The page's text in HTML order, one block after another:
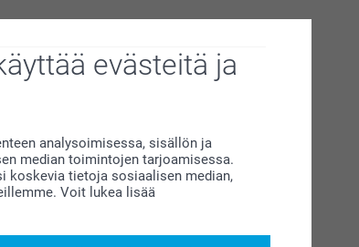
evästeitä ja
analysoimisessa, sisällön ja
median toimintojen tarjoamisessa.
koskevia tietoja sosiaalisen median,
Voit lukea lisää